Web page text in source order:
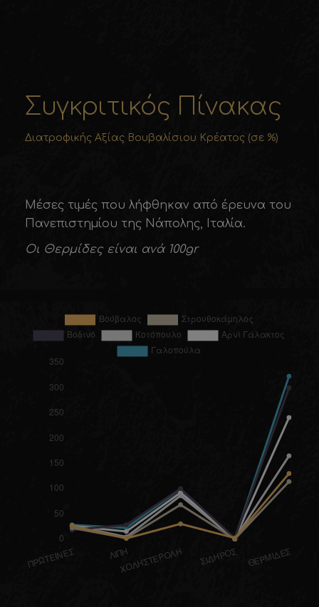
Συγκριτικός Πίνακας
Διατροφικής Αξίας Βουβαλίσιου Κρέατος (σε %)
Μέσες τιµές που λήφθηκαν από έρευνα του
Πανεπιστηµίου της Νάπολης, Ιταλία.
Οι Θερμίδες είναι ανά 100gr